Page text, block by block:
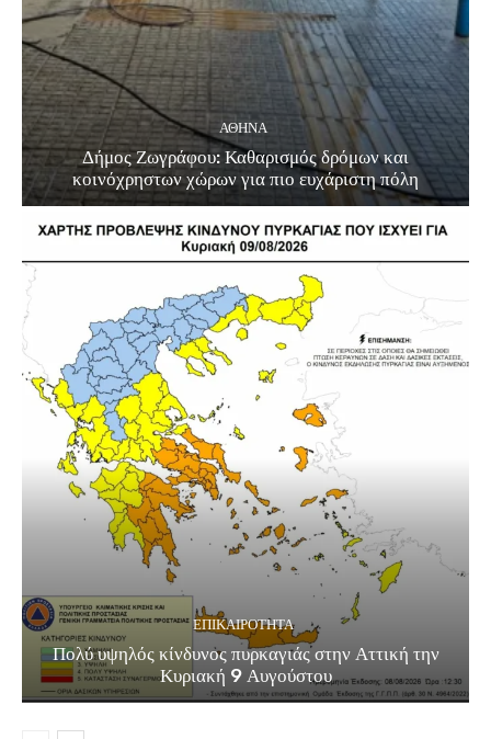
ΑΘΗΝΑ
Δήμος Ζωγράφου: Καθαρισμός δρόμων και
κοινόχρηστων χώρων για πιο ευχάριστη πόλη
ΕΠΙΚΑΙΡΟΤΗΤΑ
Πολύ υψηλός κίνδυνος πυρκαγιάς στην Αττική την
Κυριακή 9 Αυγούστου